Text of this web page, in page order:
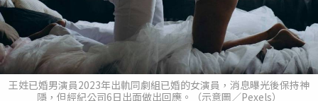
王姓已婚男演員2023年出軌同劇組已婚的女演員，消息曝光後保持神
隱，但經紀公司6日出面做出回應。（示意圖／Pexels）